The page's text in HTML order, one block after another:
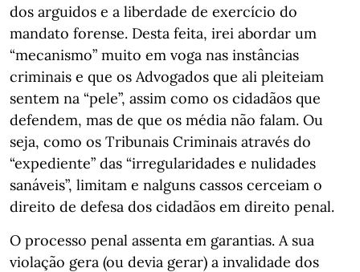
dos arguidos e a liberdade de exercício do
mandato forense. Desta feita, irei abordar um
“mecanismo” muito em voga nas instâncias
criminais e que os Advogados que ali pleiteiam
sentem na “pele”, assim como os cidadãos que
defendem, mas de que os média não falam. Ou
seja, como os Tribunais Criminais através do
“expediente” das “irregularidades e nulidades
sanáveis”, limitam e nalguns cassos cerceiam o
direito de defesa dos cidadãos em direito penal.
O processo penal assenta em garantias. A sua
violação gera (ou devia gerar) a invalidade dos